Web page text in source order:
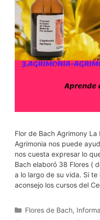
Flor de Bach Agrimony
Agrimonia nos puede
nos cuesta expresar lo
Bach elaboró 38 Flores (
a lo largo de su vida. Si
aconsejo los cursos del
Categorías
Flores de Bach,